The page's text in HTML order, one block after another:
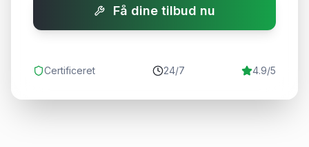
Få dine tilbud nu
Certificeret 24/7 4.9/5